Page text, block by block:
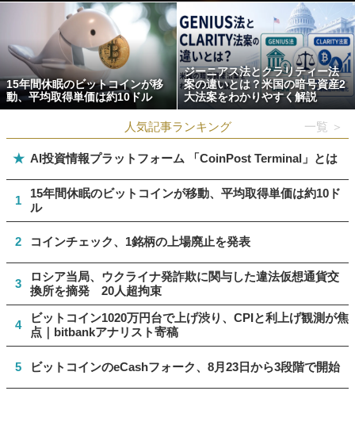
15年間休眠のビットコインが移
動、平均取得単価は約10ドル
ジーニアス法とクラリティー法
案の違いとは？米国の暗号資産2
大法案をわかりやすく解説
人気記事ランキング 一覧 ＞
★ AI投資情報プラットフォーム 「CoinPost Terminal」とは
1
15年間休眠のビットコインが移動、平均取得単価は約10ド
ル
2 コインチェック、1銘柄の上場廃止を発表
3
ロシア当局、ウクライナ発詐欺に関与した違法仮想通貨交
換所を摘発 20人超拘束
4
ビットコイン1020万円台で上げ渋り、CPIと利上げ観測が焦
点｜bitbankアナリスト寄稿
5 ビットコインのeCashフォーク、8月23日から3段階で開始